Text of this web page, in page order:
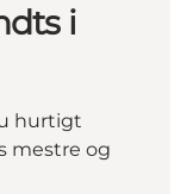
i
hurtigt
mestre og